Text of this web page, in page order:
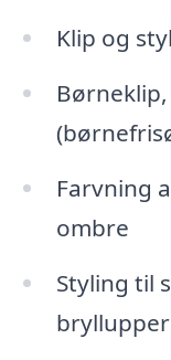
Klip og
Farvning
ombre
Styling til